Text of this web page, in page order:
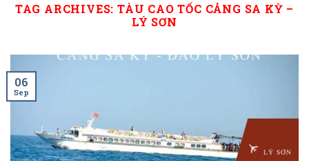
TAG ARCHIVES: TÀU CAO TỐC CẢNG SA KỲ –
LÝ SƠN
06
Sep